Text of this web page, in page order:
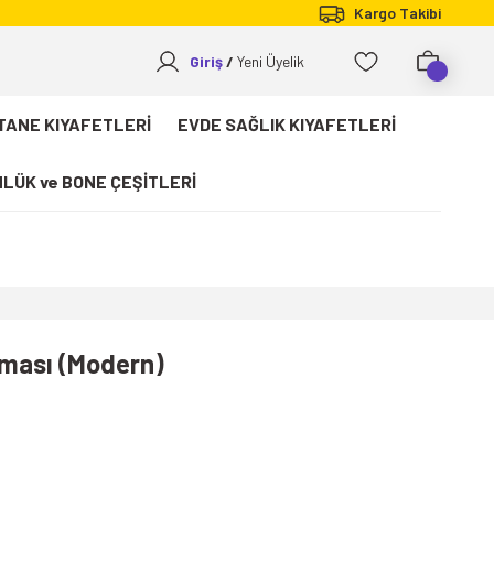
Kargo Takibi
Giriş Yeni Üyelik
KIYAFETLERİ EVDE SAĞLIK KIYAFETLERİ
ve BONE ÇEŞİTLERİ
(Modern)